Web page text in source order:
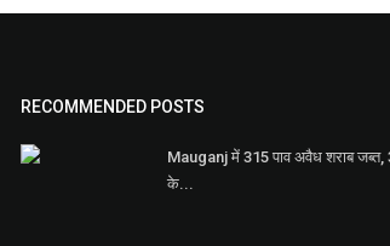
RECOMMENDED POSTS
Mauganj में 315 पाव अवैध शराब जब्त,
के...